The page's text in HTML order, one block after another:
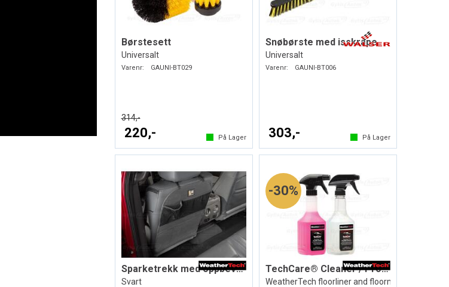
Børstesett
Universalt
Varenr: GAUNI-BT029
314,-
220,- På Lager
Snøbørste med isskrape
Universalt
Varenr: GAUNI-BT006
303,- På Lager
Sparketrekk med oppbevaring
Svart
30%
TechCare® Cleaner / Protector
WeatherTech floorliner and floormat